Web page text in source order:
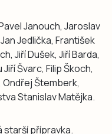
Janouch, Jaroslav
Jedlička, František
Jiří Dušek, Jiří Barda,
Švarc, Filip Škoch,
Ondřej Štemberk,
Stanislav Matějka.
starší přípravka.